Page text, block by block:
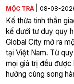
MỘC TRÀ 08-08-
Kế thừa tinh thần
kế dưới tư duy quy
Global City mở ra
tại Việt Nam. Từ
mọi giá trị đều được
hưởng cùng song